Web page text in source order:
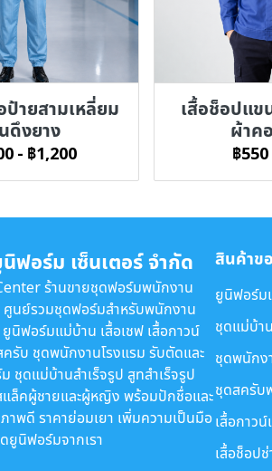
ายสามเหลี่ยม
ดึงยาง
- ฿1,200
เสื้อช็อปแข
ผ้าค
฿550
ฟอร์ม เซ็นเตอร์ จำกัด
ร้านขายชุดฟอร์มพนักงาน
ศูนย์รวมชุดฟอร์มสำหรับพนักงาน
นิฟอร์มแม่บ้าน เสื้อเชฟ เสื้อกาวน์
ครับ ชุดพนักงานโรงแรม รับตัดและ
ชุดแม่บ้านสำเร็จรูป สูทสำเร็จรูป
แล็คผู้ชายและผู้หญิง พร้อมปักชื่อและ
าพดี ราคาย่อมเยา เพิ่มความเป็นมือ
นิฟอร์มจากเรา
สินค้าขอ
ยูนิฟอร์ม
ชุดแม่บ้า
ชุดพนักง
ชุดสครับ
เสื้อกาวน์
เสื้อช็อปช่